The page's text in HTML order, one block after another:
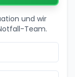
und wir
Team.